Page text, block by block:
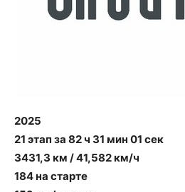
2025
21 этап за 82 ч 31 мин 01 сек
3431,3 км / 41,582 км/ч
184 на старте